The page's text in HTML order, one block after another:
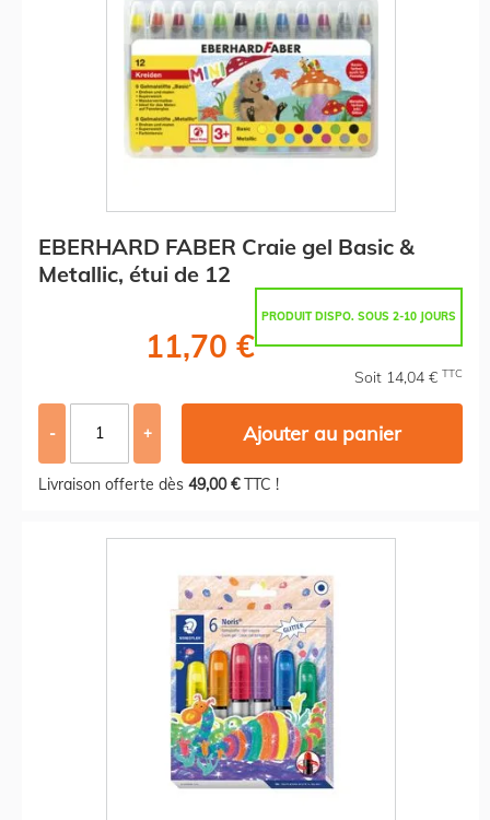
EBERHARD FABER Craie gel Basic &
Metallic, étui de 12
PRODUIT DISPO. SOUS 2-10 JOURS
11,70 €
Soit 14,04 € TTC
- + Ajouter au panier
Livraison offerte dès 49,00 €TTC !